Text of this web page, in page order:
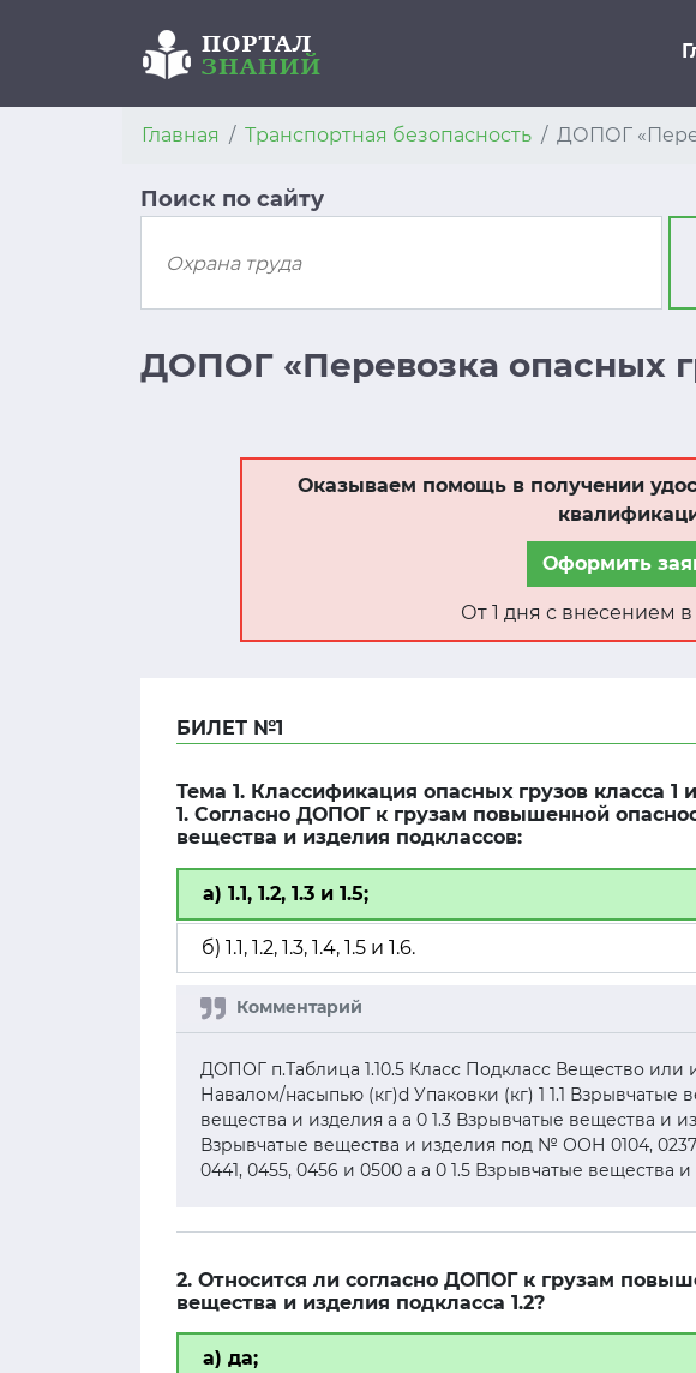
Главная Транспортная безопасность ДОПОГ
Поиск по сайту
ДОПОГ «Перевозка опасных
Оказываем помощь в получении
Оформить
От 1 дня с
БИЛЕТ №1
Тема 1. Классификация опасных грузов класса 1
1. Согласно ДОПОГ к грузам повышенной
вещества и изделия подклассов:
а) 1.1, 1.2, 1.3 и 1.5;
б) 1.1, 1.2, 1.3, 1.4, 1.5 и 1.6.
ДОПОГ п.Таблица 1.10.5 Класс Подкласс Вещество или
Навалом/насыпью (кг)d Упаковки (кг) 1 1.1 Взрывчатые
вещества и изделия а а 0 1.3 Взрывчатые вещества и
Взрывчатые вещества и изделия под № ООН 0104, 0237,
0441, 0455, 0456 и 0500 а а 0 1.5 Взрывчатые вещества
2. Относится ли согласно ДОПОГ к грузам
вещества и изделия подкласса 1.2?
а) да;